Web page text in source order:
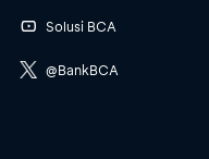
Solusi BCA
@BankBCA